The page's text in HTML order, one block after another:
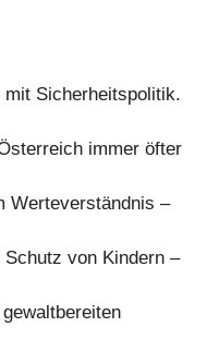
Sicherheitspolitik.
immer öfter
Werteverständnis –
von Kindern –